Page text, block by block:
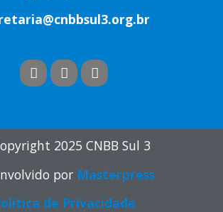
2025 CNBB Sul 3
por Masterpress
de Privacidade